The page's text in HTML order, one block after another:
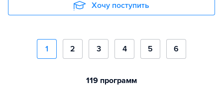
Хочу поступить
1 2 3 4 5 6
119 программ